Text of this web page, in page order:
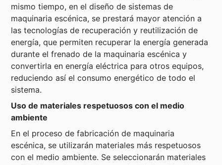
mismo tiempo, en el diseño de sistemas de
maquinaria escénica, se prestará mayor atención a
las tecnologías de recuperación y reutilización de
energía, que permiten recuperar la energía generada
durante el frenado de la maquinaria escénica y
convertirla en energía eléctrica para otros equipos,
reduciendo así el consumo energético de todo el
sistema.
Uso de materiales respetuosos con el medio
ambiente
En el proceso de fabricación de maquinaria
escénica, se utilizarán materiales más respetuosos
con el medio ambiente. Se seleccionarán materiales